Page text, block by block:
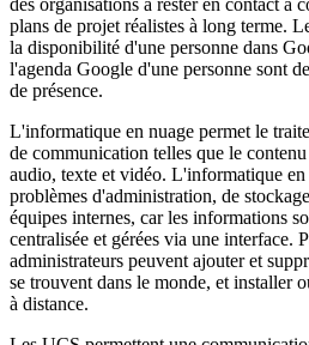
plans de projet réalistes à long terme.
la disponibilité d'une personne dans
l'agenda Google d'une personne sont
de présence.
L'informatique en nuage permet le
de communication telles que le
audio, texte et vidéo. L'informatique
problèmes d'administration, de
équipes internes, car les informations
centralisée et gérées via une interface.
administrateurs peuvent ajouter et
se trouvent dans le monde, et installer
à distance.